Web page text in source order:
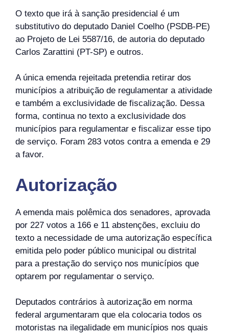
O texto que irá à sanção presidencial é um
substitutivo do deputado Daniel Coelho (PSDB-PE)
ao Projeto de Lei 5587/16, de autoria do deputado
Carlos Zarattini (PT-SP) e outros.
A única emenda rejeitada pretendia retirar dos
municípios a atribuição de regulamentar a atividade
e também a exclusividade de fiscalização. Dessa
forma, continua no texto a exclusividade dos
municípios para regulamentar e fiscalizar esse tipo
de serviço. Foram 283 votos contra a emenda e 29
a favor.
Autorização
A emenda mais polêmica dos senadores, aprovada
por 227 votos a 166 e 11 abstenções, excluiu do
texto a necessidade de uma autorização específica
emitida pelo poder público municipal ou distrital
para a prestação do serviço nos municípios que
optarem por regulamentar o serviço.
Deputados contrários à autorização em norma
federal argumentaram que ela colocaria todos os
motoristas na ilegalidade em municípios nos quais